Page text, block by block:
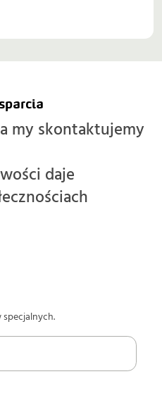
my skontaktujemy
daje